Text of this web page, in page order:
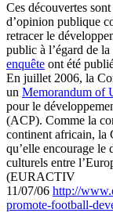
Ces découvertes
d’opinion publique
retracer le
public à l’égard de
enquête ont été
En juillet 2006, la
un Memorandum of
pour le
(ACP). Comme la
continent africain, la
qu’elle encourage le
culturels entre
(EURACTIV
11/07/06 http://
promote-football-